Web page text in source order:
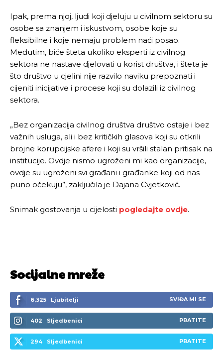
odlučili da pustite Vašu priču da živi, Redakcija
Objavi.ba
[wpuf_form id=”7463”]
odlučili da pustite Vašu priču da živi, Redakcija
Objavi.ba
[wpuf_form id=”7463”]
Ipak, prema njoj, ljudi koji djeluju u civilnom sektoru su
osobe sa znanjem i iskustvom, osobe koje su
fleksibilne i koje nemaju problem naći posao.
Međutim, biće šteta ukoliko eksperti iz civilnog
sektora ne nastave djelovati u korist društva, i šteta je
što društvo u cjelini nije razvilo naviku prepoznati i
cijeniti inicijative i procese koji su dolazili iz civilnog
sektora.
„Bez organizacija civilnog društva društvo ostaje i bez
važnih usluga, ali i bez kritičkih glasova koji su otkrili
brojne korupcijske afere i koji su vršili stalan pritisak na
institucije. Ovdje nismo ugroženi mi kao organizacije,
ovdje su ugroženi svi građani i građanke koji od nas
puno očekuju”, zaključila je Dajana Cvjetković.
Snimak gostovanja u cijelosti pogledajte ovdje.
Socijalne mreže
6,325 Ljubitelji SVIĐA MI SE
402 Sljedbenici PRATITE
294 Sljedbenici PRATITE